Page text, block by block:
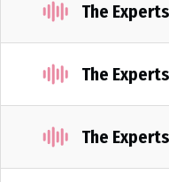
The
The
The